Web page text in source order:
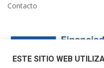
Contacto
ESTE SITIO WEB